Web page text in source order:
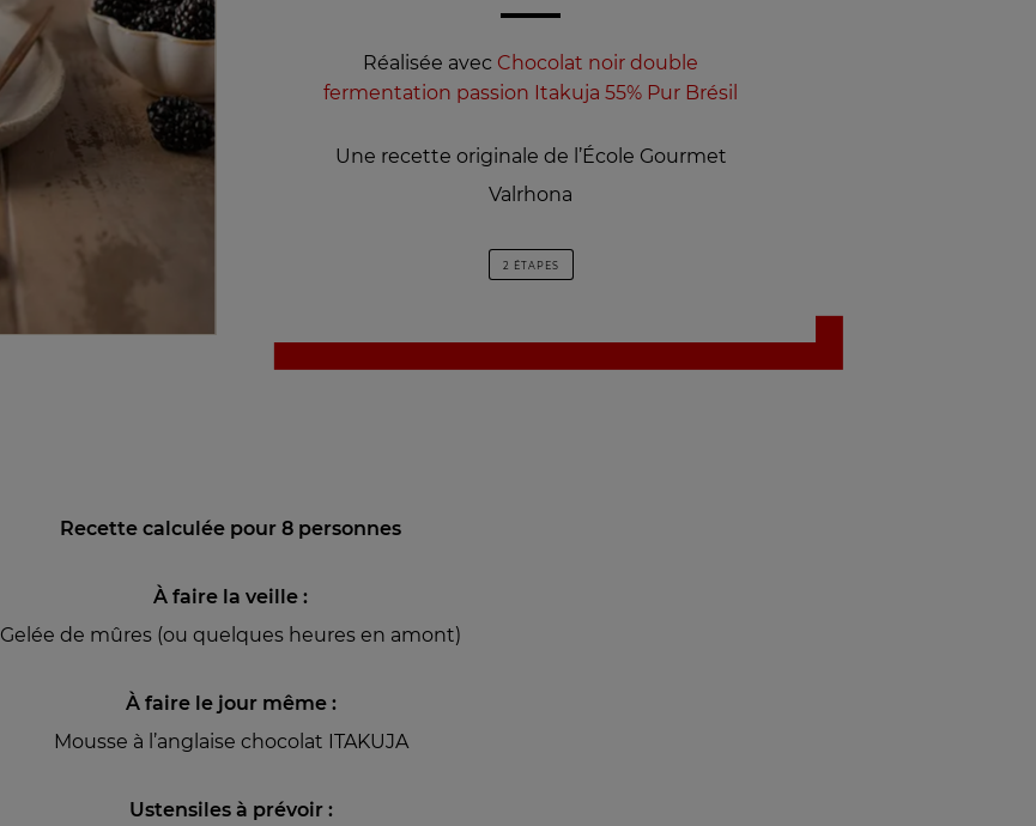
Réalisée avec Chocolat noir double
fermentation passion Itakuja 55% Pur Brésil
Une recette originale de l’École Gourmet
Valrhona
2 ÉTAPES
Recette calculée pour 8 personnes
À faire la veille :
Gelée de mûres (ou quelques heures en amont)
À faire le jour même :
Mousse à l’anglaise chocolat ITAKUJA
Ustensiles à prévoir :